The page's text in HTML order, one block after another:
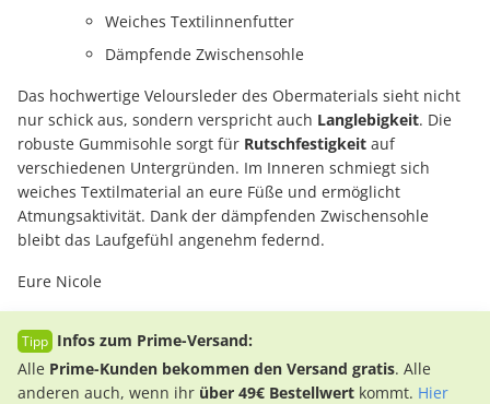
Weiches Textilinnenfutter
Dämpfende Zwischensohle
Das hochwertige Veloursleder des Obermaterials sieht nicht
nur schick aus, sondern verspricht auch Langlebigkeit. Die
robuste Gummisohle sorgt für Rutschfestigkeit auf
verschiedenen Untergründen. Im Inneren schmiegt sich
weiches Textilmaterial an eure Füße und ermöglicht
Atmungsaktivität. Dank der dämpfenden Zwischensohle
bleibt das Laufgefühl angenehm federnd.
Eure Nicole
Infos zum Prime-Versand:
Alle Prime-Kunden bekommen den Versand gratis. Alle
anderen auch, wenn ihr über 49€ Bestellwert kommt. Hier